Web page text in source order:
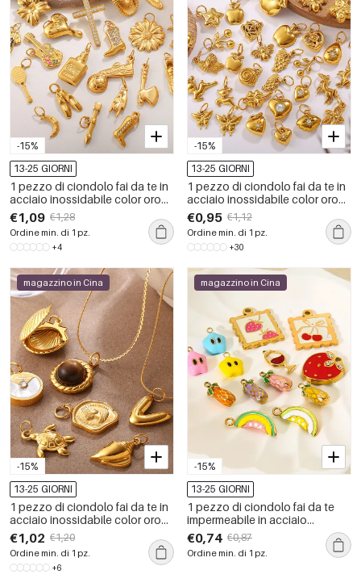
-15%
13-25 GIORNI
1 pezzo di ciondolo fai da te in
acciaio inossidabile color oro
impermeabile
€1,09 €1,28
Ordine min. di 1 pz.
+4
-15%
13-25 GIORNI
1 pezzo di ciondolo fai da te in
acciaio inossidabile color oro
impermeabile
€0,95 €1,12
Ordine min. di 1 pz.
+30
-15%
magazzino in Cina
13-25 GIORNI
1 pezzo di ciondolo fai da te in
acciaio inossidabile color oro
impermeabile
€1,02 €1,20
Ordine min. di 1 pz.
+6
-15%
magazzino in Cina
13-25 GIORNI
1 pezzo di ciondolo fai da te
impermeabile in acciaio
inossidabile a forma di frutta
€0,74 €0,87
Ordine min. di 1 pz.